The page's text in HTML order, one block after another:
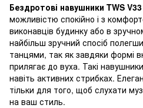
Бездротові навушники TWS V33
можливістю спокійно і з
виконавців будинку або в
найбільш зручний спосіб
танцями, так як завдяки формі
прилягає до вуха. Такі
навіть активних стрибках.
тільки для того, щоб слухати
на ваш стиль.